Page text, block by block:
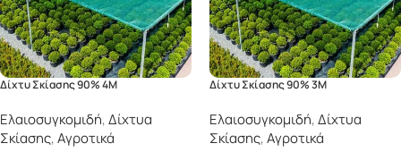
Δίχτυ Σκίασης 90% 4Μ
Ελαιοσυγκομιδή,Δίχτυα
Σκίασης,Αγροτικά
Δίχτυ Σκίασης 90% 3Μ
Ελαιοσυγκομιδή,Δίχτυα
Σκίασης,Αγροτικά